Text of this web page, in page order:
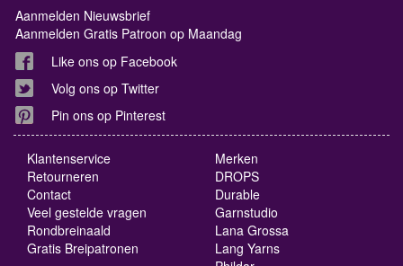
Aanmelden Nieuwsbrief
Aanmelden Gratis Patroon op Maandag
Like ons op Facebook
Volg ons op Twitter
Pin ons op Pinterest
Klantenservice
Retourneren
Contact
Veel gestelde vragen
Rondbreinaald
Gratis Breipatronen
Merken
DROPS
Durable
Garnstudio
Lana Grossa
Lang Yarns